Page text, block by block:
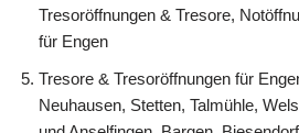
Tresoröffnungen & Tresore,
für Engen
Tresore & Tresoröffnungen für
Neuhausen, Stetten, Talmühle,